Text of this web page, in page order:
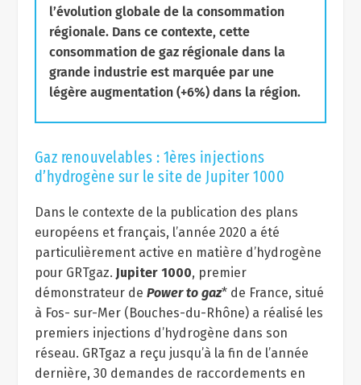
l’évolution globale de la consommation
régionale. Dans ce contexte, cette
consommation de gaz régionale dans la
grande industrie est marquée par une
légère augmentation (+6%) dans la région.
Gaz renouvelables : 1ères injections
d’hydrogène sur le site de Jupiter 1000
Dans le contexte de la publication des plans
européens et français, l’année 2020 a été
particulièrement active en matière d’hydrogène
pour GRTgaz. Jupiter 1000, premier
démonstrateur de Power to gaz*de France, situé
à Fos- sur-Mer (Bouches-du-Rhône) a réalisé les
premiers injections d’hydrogène dans son
réseau. GRTgaz a reçu jusqu’à la fin de l’année
dernière, 30 demandes de raccordements en